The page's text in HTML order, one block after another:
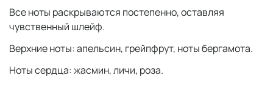
Все ноты раскрываются постепенно, оставляя
чувственный шлейф.
Верхние ноты: апельсин, грейпфрут, ноты бергамота.
Ноты сердца: жасмин, личи, роза.